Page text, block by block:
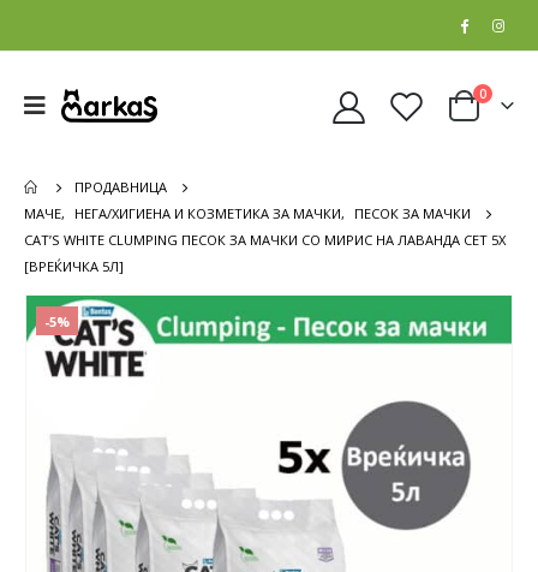
0
ПРОДАВНИЦА
МАЧЕ, НЕГА/ХИГИЕНА И КОЗМЕТИКА ЗА МАЧКИ,
ПЕСОК ЗА МАЧКИ
CAT’S WHITE CLUMPING ПЕСОК ЗА МАЧКИ СО МИРИС НА ЛАВАНДА СЕТ 5Х
[ВРЕЌИЧКА 5Л]
-5%